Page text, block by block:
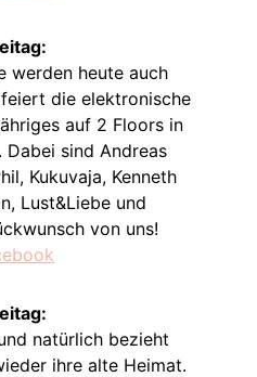
werden heute auch
die elektronische
auf 2 Floors in
. Dabei sind Andreas
Kukuvaja, Kenneth
Lust&Liebe und
von uns!
natürlich bezieht
ihre alte Heimat.